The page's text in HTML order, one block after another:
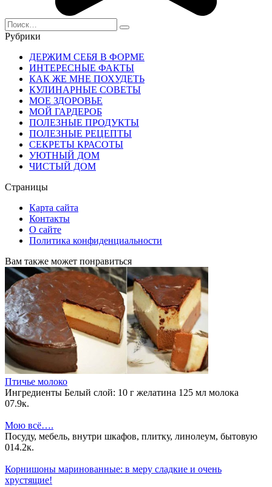
Search
for:
Рубрики
ДЕРЖИМ СЕБЯ В ФОРМЕ
ИНТЕРЕСНЫЕ ФАКТЫ
КАК ЖЕ МНЕ ПОХУДЕТЬ
КУЛИНАРНЫЕ СОВЕТЫ
МОЕ ЗДОРОВЬЕ
МОЙ ГАРДЕРОБ
ПОЛЕЗНЫЕ ПРОДУКТЫ
ПОЛЕЗНЫЕ РЕЦЕПТЫ
СЕКРЕТЫ КРАСОТЫ
УЮТНЫЙ ДОМ
ЧИСТЫЙ ДОМ
Страницы
Карта сайта
Контакты
О сайте
Политика конфиденциальности
Вам также может понравиться
Птичье молоко
Ингредиенты Белый слой: 10 г желатина 125 мл молока
07.9к.
Мою всё….
Посуду, мебель, внутри шкафов, плитку, линолеум, бытовую
014.2к.
Корнишоны маринованные: в меру сладкие и очень
хрустящие!